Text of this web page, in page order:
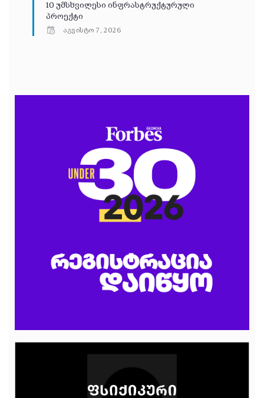
10 უმსხვილესი ინფრასტრუქტურული
პროექტი
აგვისტო 7, 2026